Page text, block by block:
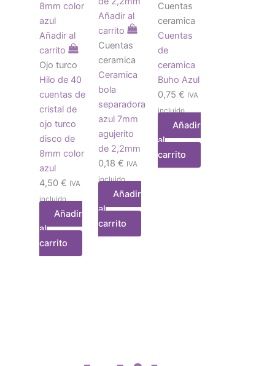
Añadir al
carrito
Ojo turco
Hilo de 40
cuentas de
cristal de
ojo turco
disco de
8mm color
azul
4,50 € IVA
incluido
Añadir
al
carrito
Añadir al
carrito
Cuentas
ceramica
Ceramica
bola
separadora
azul 7mm
agujerito
de 2,2mm
0,18 € IVA
incluido
Añadir
al
carrito
Cuentas
ceramica
Cuentas
de
ceramica
Buho Azul
0,75 € IVA
incluido
Añadir
al
carrito